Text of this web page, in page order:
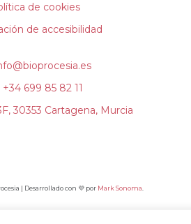
de cookies
de accesibilidad
+34 699 85 82 11
30353 Cartagena, Murcia
| Desarrollado con 💜 por Mark Sonoma.